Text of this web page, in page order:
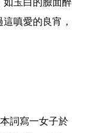
嗔愛的良宵，